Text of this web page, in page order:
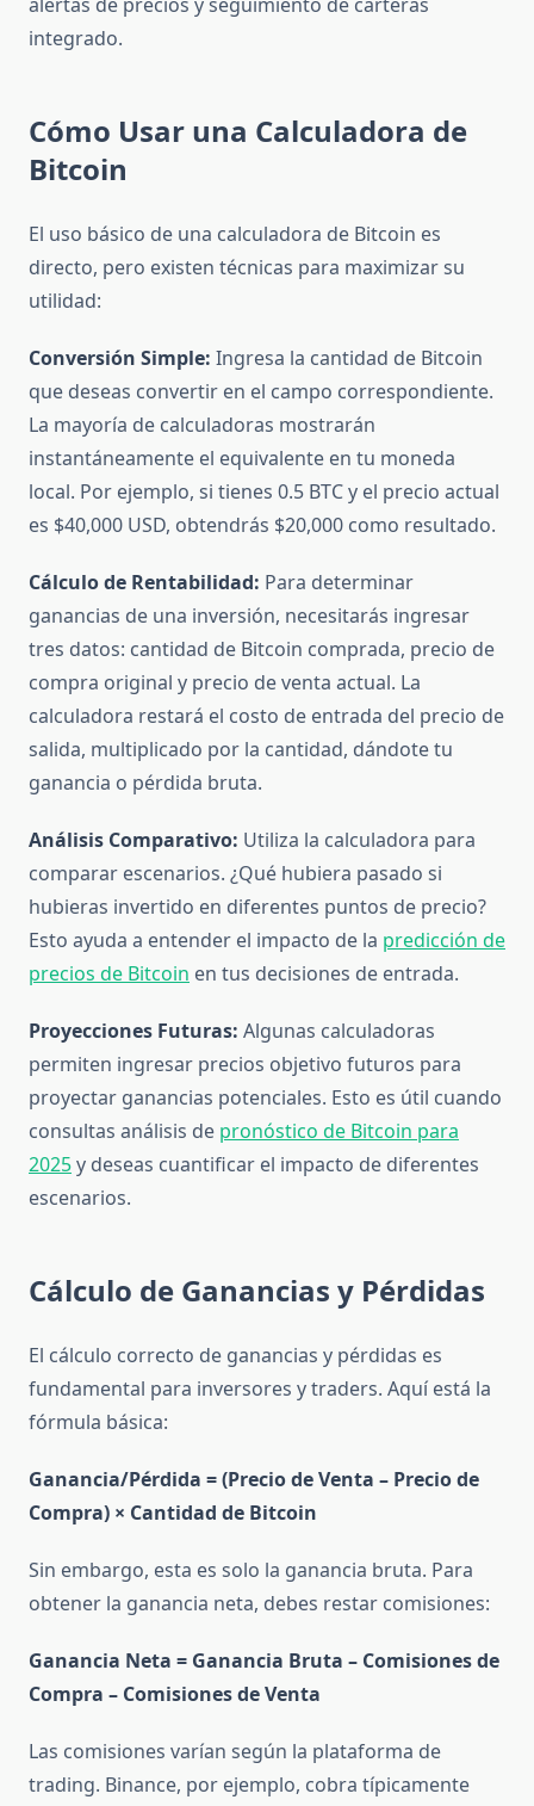
integrado.
Cómo Usar una Calculadora de
Bitcoin
El uso básico de una calculadora de Bitcoin es
directo, pero existen técnicas para maximizar su
utilidad:
Conversión Simple: Ingresa la cantidad de Bitcoin
que deseas convertir en el campo correspondiente.
La mayoría de calculadoras mostrarán
instantáneamente el equivalente en tu moneda
local. Por ejemplo, si tienes 0.5 BTC y el precio actual
es $40,000 USD, obtendrás $20,000 como resultado.
Cálculo de Rentabilidad: Para determinar
ganancias de una inversión, necesitarás ingresar
tres datos: cantidad de Bitcoin comprada, precio de
compra original y precio de venta actual. La
calculadora restará el costo de entrada del precio de
salida, multiplicado por la cantidad, dándote tu
ganancia o pérdida bruta.
Análisis Comparativo: Utiliza la calculadora para
comparar escenarios. ¿Qué hubiera pasado si
hubieras invertido en diferentes puntos de precio?
Esto ayuda a entender el impacto de la predicción de
precios de Bitcoin en tus decisiones de entrada.
Proyecciones Futuras: Algunas calculadoras
permiten ingresar precios objetivo futuros para
proyectar ganancias potenciales. Esto es útil cuando
consultas análisis de pronóstico de Bitcoin para
2025y deseas cuantificar el impacto de diferentes
escenarios.
Cálculo de Ganancias y Pérdidas
El cálculo correcto de ganancias y pérdidas es
fundamental para inversores y traders. Aquí está la
fórmula básica:
Ganancia/Pérdida = (Precio de Venta – Precio de
Compra) × Cantidad de Bitcoin
Sin embargo, esta es solo la ganancia bruta. Para
obtener la ganancia neta, debes restar comisiones:
Ganancia Neta = Ganancia Bruta – Comisiones de
Compra – Comisiones de Venta
Las comisiones varían según la plataforma de
trading. Binance, por ejemplo, cobra típicamente